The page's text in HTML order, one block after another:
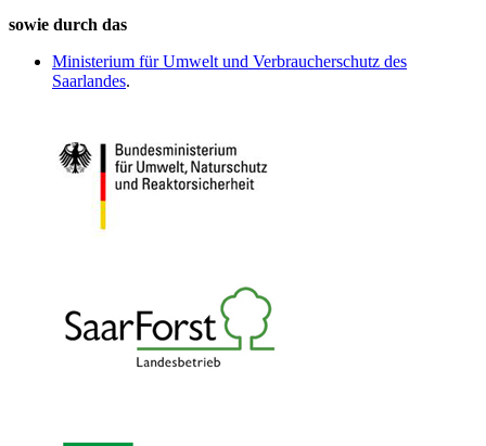
sowie durch das
Ministerium für Umwelt und Verbraucherschutz des
Saarlandes.